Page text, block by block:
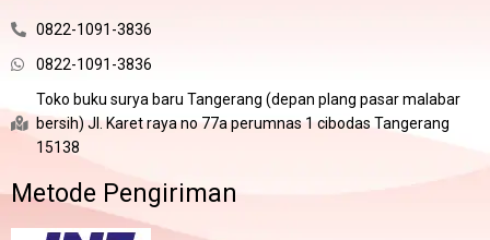
0822-1091-3836
0822-1091-3836
Toko buku surya baru Tangerang (depan plang pasar malabar
bersih) Jl. Karet raya no 77a perumnas 1 cibodas Tangerang
15138
Metode Pengiriman